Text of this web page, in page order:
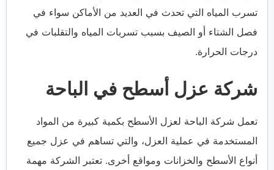
تسرب المياه التي تحدث في العديد من الأماكن سواء في
فصل الشتاء أو الصيف بسبب تسربات المياه والتقلبات في
درجات الحرارة.
شركة عزل أسطح في الباحة
تعمل شركة الباحة لعزل الأسطح بكمية كبيرة من المواد
المستخدمة في عملية العزل، والتي تساهم في عزل جميع
أنواع الأسطح والخزانات ومواقع أخرى. تعتبر الشركة مهمة